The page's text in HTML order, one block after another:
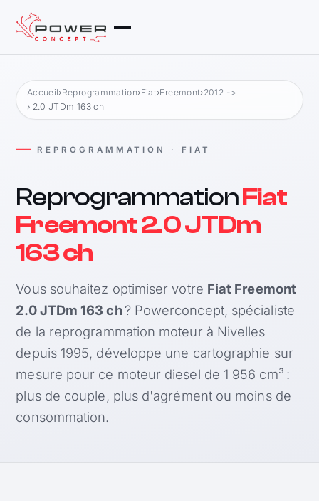
Accueil›Reprogrammation›Fiat›Freemont›2012 ->
› 2.0 JTDm 163 ch
REPROGRAMMATION · FIAT
ReprogrammationFiat
Freemont 2.0 JTDm
163 ch
Vous souhaitez optimiser votre Fiat Freemont
2.0 JTDm 163 ch? Powerconcept, spécialiste
de la reprogrammation moteur à Nivelles
depuis 1995, développe une cartographie sur
mesure pour ce moteur diesel de 1 956 cm³ :
plus de couple, plus d'agrément ou moins de
consommation.